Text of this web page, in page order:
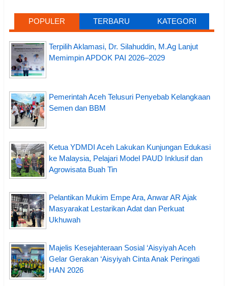
POPULER TERBARU KATEGORI
Terpilih Aklamasi, Dr. Silahuddin, M.Ag Lanjut
Memimpin APDOK PAI 2026–2029
Pemerintah Aceh Telusuri Penyebab Kelangkaan
Semen dan BBM
Ketua YDMDI Aceh Lakukan Kunjungan Edukasi
ke Malaysia, Pelajari Model PAUD Inklusif dan
Agrowisata Buah Tin
Pelantikan Mukim Empe Ara, Anwar AR Ajak
Masyarakat Lestarikan Adat dan Perkuat
Ukhuwah
Majelis Kesejahteraan Sosial ‘Aisyiyah Aceh
Gelar Gerakan ‘Aisyiyah Cinta Anak Peringati
HAN 2026